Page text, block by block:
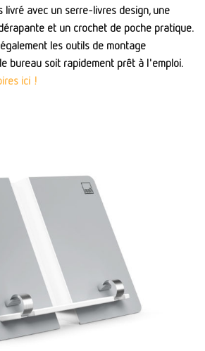
livré avec un serre-livres design, une
et un crochet de poche pratique.
les outils de montage
bureau soit rapidement prêt à l'emploi.
ici !